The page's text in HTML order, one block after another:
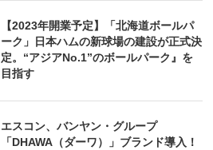
【2023年開業予定】「北海道ボールパ
ーク」日本ハムの新球場の建設が正式決
定。“アジアNo.1”のボールパーク』を
目指す
エスコン、バンヤン・グループ
「DHAWA（ダーワ）」ブランド導入！